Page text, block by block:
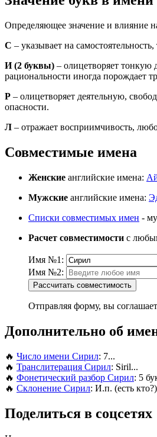
Определяющее значение и влияние
С – указывает на
И (2 буквы) – олицетворяет тонкую
рациональности иногда порождает
Р – олицетворяет деятельную,
опасности.
Л – отражает восприимчивость,
Совместимые имена
Женские английские имена:
Мужские английские имена:
Списки совместимых имен -
Расчет совместимости с
Имя №1:
Имя №2:
Рассчитать совместимость
Отправляя форму, вы
Дополнительно об
🔥 Число имени Сирил: 7...
🔥 Транслитерация Сирил: Siril...
🔥 Фонетический разбор Сирил: 5
🔥 Склонение Сирил: И.п. (есть
Поделиться в соцсетях